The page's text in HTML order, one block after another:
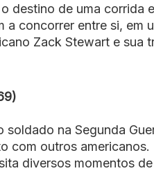
destino de uma corrida
a concorrer entre si, em
Zack Stewart e sua
na Segunda
com outros
diversos momentos